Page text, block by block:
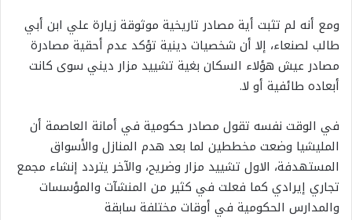
ومع أنه لم تثبت أية مصادر تاريخية موثوقة زيارة علي ابن أبي
طالب لصنعاء، إلا أن شخصيات دينية تؤكد عدم أحقية مصادرة
مصادر عيش هؤلاء السكان بغية تشييد مزار ديني سوى كانت
أبعاده طائفية أو لا.
في الوقت نفسه تقول مصادر حكومية في أمانة العاصمة أن
المليشيا وضعت مخططين لما بعد هدم المنازل والأسواق
المستهدفة، الاول تشييد مزار وضريح، والآخر يتردد إنشاء مجمع
تجاري إيرادي كما فعلت في كثير من المنشآت والمؤسسات
والمدارس الحكومية في أوقات مختلفة سابقة